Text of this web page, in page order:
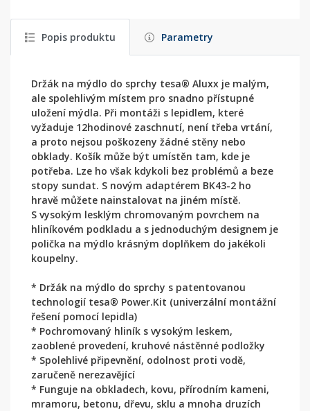
Popis produktu Parametry
Držák na mýdlo do sprchy tesa® Aluxx je malým,
ale spolehlivým místem pro snadno přístupné
uložení mýdla. Při montáži s lepidlem, které
vyžaduje 12hodinové zaschnutí, není třeba vrtání,
a proto nejsou poškozeny žádné stěny nebo
obklady. Košík může být umístěn tam, kde je
potřeba. Lze ho však kdykoli bez problémů a beze
stopy sundat. S novým adaptérem BK43-2 ho
hravě můžete nainstalovat na jiném místě.
S vysokým lesklým chromovaným povrchem na
hliníkovém podkladu a s jednoduchým designem je
polička na mýdlo krásným doplňkem do jakékoli
koupelny.
* Držák na mýdlo do sprchy s patentovanou
technologií tesa® Power.Kit (univerzální montážní
řešení pomocí lepidla)
* Pochromovaný hliník s vysokým leskem,
zaoblené provedení, kruhové nástěnné podložky
* Spolehlivé připevnění, odolnost proti vodě,
zaručeně nerezavějící
* Funguje na obkladech, kovu, přírodním kameni,
mramoru, betonu, dřevu, sklu a mnoha druzích